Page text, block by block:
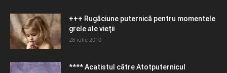
+++ Rugăciune puternică pentru momentele
grele ale vieţii
28 iulie 2010
**** Acatistul către Atotputernicul